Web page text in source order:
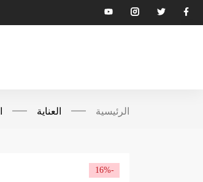
الرئيسية العناية
-16%